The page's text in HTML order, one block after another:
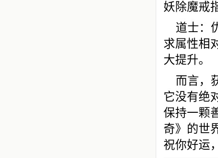
妖除魔戒
道士：
求属性相
大提升。
而言，
它没有绝
保持一颗
奇》的世
祝你好运